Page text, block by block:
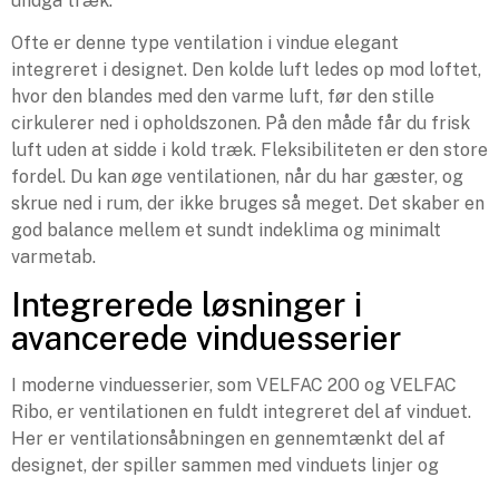
Ofte er denne type ventilation i vindue elegant
integreret i designet. Den kolde luft ledes op mod loftet,
hvor den blandes med den varme luft, før den stille
cirkulerer ned i opholdszonen. På den måde får du frisk
luft uden at sidde i kold træk. Fleksibiliteten er den store
fordel. Du kan øge ventilationen, når du har gæster, og
skrue ned i rum, der ikke bruges så meget. Det skaber en
god balance mellem et sundt indeklima og minimalt
varmetab.
Integrerede løsninger i
avancerede vinduesserier
I moderne vinduesserier, som VELFAC 200 og VELFAC
Ribo, er ventilationen en fuldt integreret del af vinduet.
Her er ventilationsåbningen en gennemtænkt del af
designet, der spiller sammen med vinduets linjer og